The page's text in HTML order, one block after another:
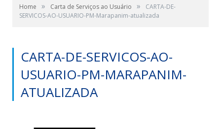
Home » Carta de Serviços ao Usuário »
CARTA-DE-
SERVICOS-AO-USUARIO-PM-Marapanim-atualizada
CARTA-DE-SERVICOS-AO-
USUARIO-PM-MARAPANIM-
ATUALIZADA